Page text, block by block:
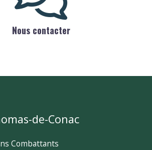
Nous contacter
de-Conac
Combattants